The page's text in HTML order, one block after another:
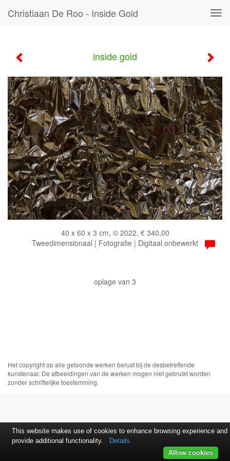
Christiaan De Roo - Inside Gold
inside gold
40 x 60 x 3 cm, © 2022, € 340,00
Tweedimensionaal | Fotografie | Digitaal onbewerkt
oplage van 3
Het copyright op alle getoonde werken berust bij de desbetreffende
kunstenaar. De afbeeldingen van de werken mogen niet gebruikt worden
zonder schriftelijke toestemming.
This website makes use of cookies to enhance browsing experience and
provide additional functionality.
Details
Allow cookies